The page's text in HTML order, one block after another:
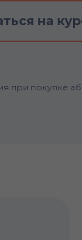
на
при покупке